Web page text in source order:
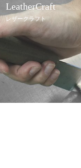
LeatherCraft
レザークラフト